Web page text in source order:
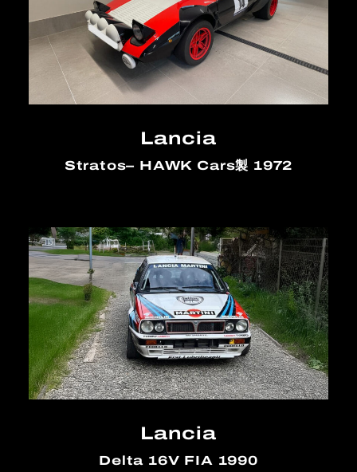
Lancia
Stratos– HAWK Cars製 1972
Lancia
Delta 16V FIA 1990